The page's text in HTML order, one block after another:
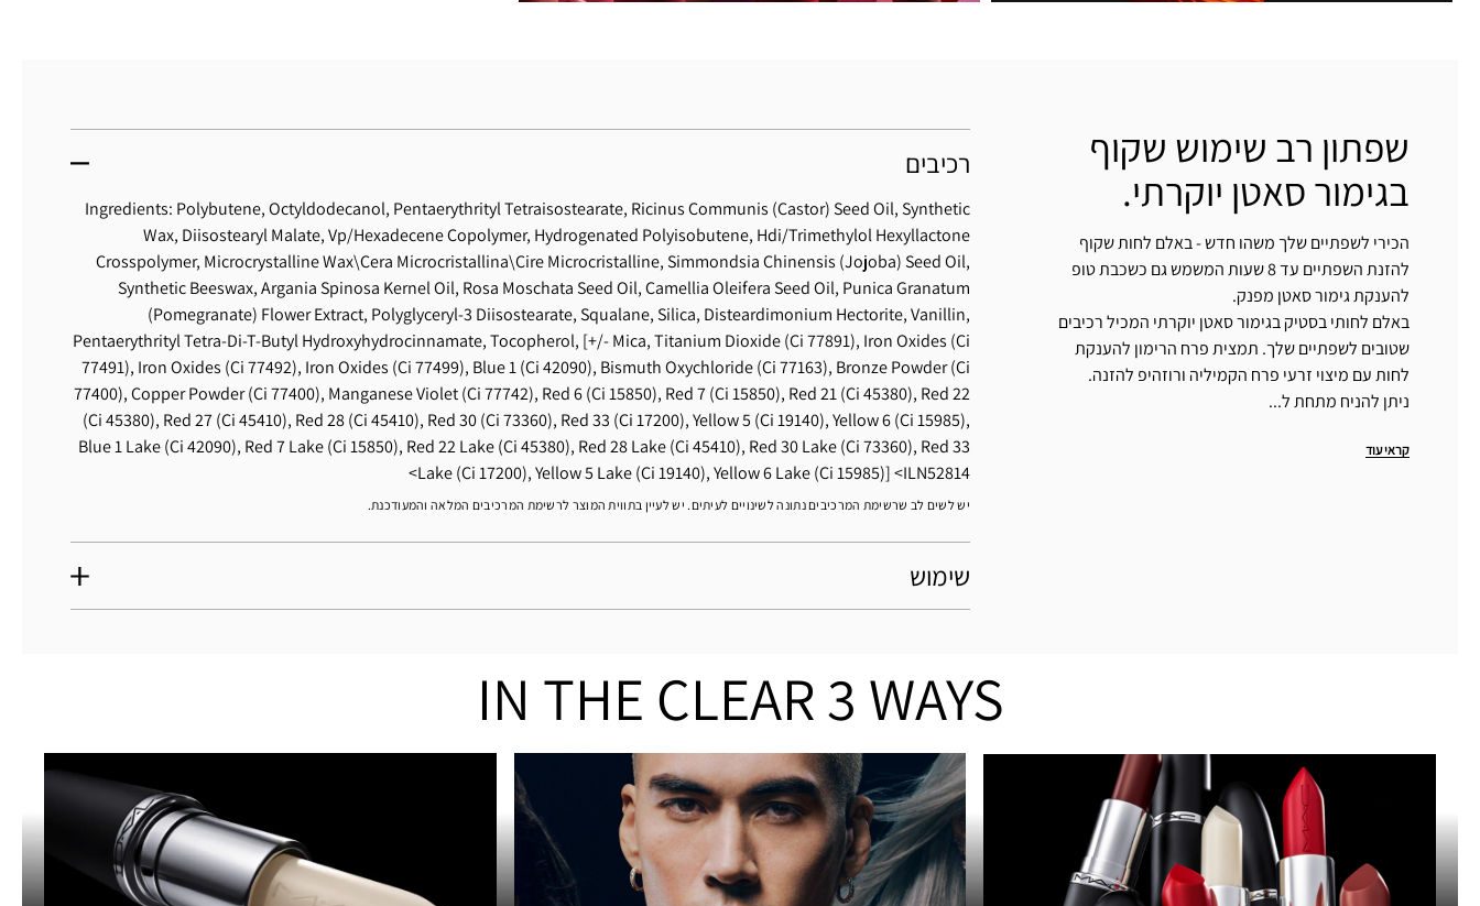
שפתון רב שימוש שקוף
בגימור סאטן יוקרתי.
הכירי לשפתיים שלך משהו חדש - באלם לחות שקוף
להזנת השפתיים עד 8 שעות המשמש גם כשכבת טופ
להענקת גימור סאטן מפנק.
באלם לחותי בסטיק בגימור סאטן יוקרתי המכיל רכיבים
שטובים לשפתיים שלך. תמצית פרח הרימון להענקת
לחות עם מיצוי זרעי פרח הקמיליה ורוזהיפ להזנה.
ניתן להניח מתחת ל...
קראי עוד
רכיבים
Ingredients: Polybutene, Octyldodecanol, Pentaerythrityl Tetraisostearate, Ricinus Communis (Castor) Seed Oil, Synthetic
Wax, Diisostearyl Malate, Vp/Hexadecene Copolymer, Hydrogenated Polyisobutene, Hdi/Trimethylol Hexyllactone
Crosspolymer, Microcrystalline Wax\Cera Microcristallina\Cire Microcristalline, Simmondsia Chinensis (Jojoba) Seed Oil,
Synthetic Beeswax, Argania Spinosa Kernel Oil, Rosa Moschata Seed Oil, Camellia Oleifera Seed Oil, Punica Granatum
(Pomegranate) Flower Extract, Polyglyceryl-3 Diisostearate, Squalane, Silica, Disteardimonium Hectorite, Vanillin,
Pentaerythrityl Tetra-Di-T-Butyl Hydroxyhydrocinnamate, Tocopherol, [+/- Mica, Titanium Dioxide (Ci 77891), Iron Oxides (Ci
77491), Iron Oxides (Ci 77492), Iron Oxides (Ci 77499), Blue 1 (Ci 42090), Bismuth Oxychloride (Ci 77163), Bronze Powder (Ci
77400), Copper Powder (Ci 77400), Manganese Violet (Ci 77742), Red 6 (Ci 15850), Red 7 (Ci 15850), Red 21 (Ci 45380), Red 22
(Ci 45380), Red 27 (Ci 45410), Red 28 (Ci 45410), Red 30 (Ci 73360), Red 33 (Ci 17200), Yellow 5 (Ci 19140), Yellow 6 (Ci 15985),
Blue 1 Lake (Ci 42090), Red 7 Lake (Ci 15850), Red 22 Lake (Ci 45380), Red 28 Lake (Ci 45410), Red 30 Lake (Ci 73360), Red 33
Lake (Ci 17200), Yellow 5 Lake (Ci 19140), Yellow 6 Lake (Ci 15985)]
ILN52814
יש לשים לב שרשימת המרכיבים נתונה לשינויים לעיתים. יש לעיין בתווית המוצר לרשימת המרכיבים המלאה והמעודכנת.
שימוש
IN THE CLEAR 3 WAYS